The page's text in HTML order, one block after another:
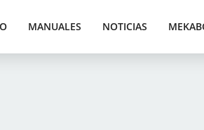
MANUALES NOTICIAS